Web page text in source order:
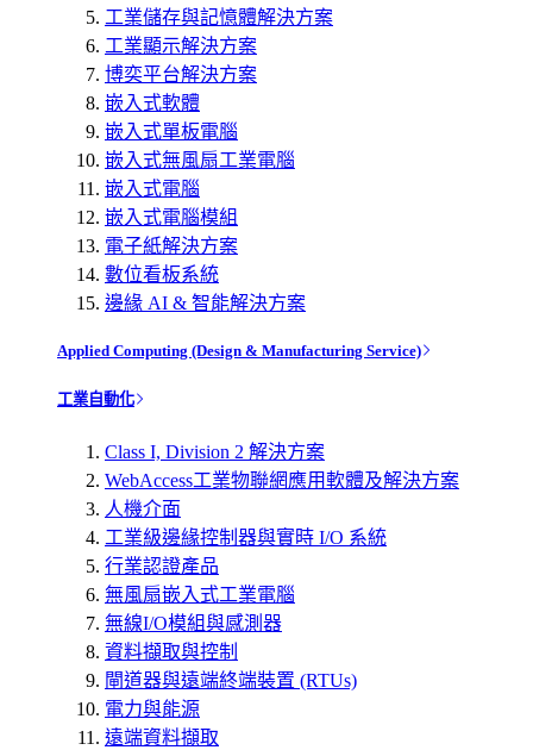
工業儲存與記憶體解決方案
工業顯示解決方案
博奕平台解決方案
嵌入式軟體
嵌入式單板電腦
嵌入式無風扇工業電腦
嵌入式電腦
嵌入式電腦模組
電子紙解決方案
數位看板系統
邊緣 AI & 智能解決方案
Applied Computing (Design & Manufacturing Service)
工業自動化
Class I, Division 2 解決方案
WebAccess工業物聯網應用軟體及解決方案
人機介面
工業級邊緣控制器與實時 I/O 系統
行業認證產品
無風扇嵌入式工業電腦
無線I/O模組與感測器
資料擷取與控制
閘道器與遠端終端裝置 (RTUs)
電力與能源
遠端資料擷取